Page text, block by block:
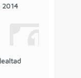
2014